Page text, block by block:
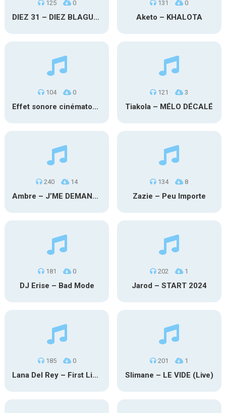
125 0
DIEZ 31 – DIEZ BLAGUE A PART
131 0
Aketo – KHALOTA
104 0
Effet sonore cinématographique
121 3
Tiakola – MÉLO DÉCALÉ
240 14
Ambre – J’ME DEMANDE
134 8
Zazie – Peu Importe
181 0
DJ Erise – Bad Mode
202 1
Jarod – START 2024
185 0
Lana Del Rey – First Light
201 1
Slimane – LE VIDE (Live)